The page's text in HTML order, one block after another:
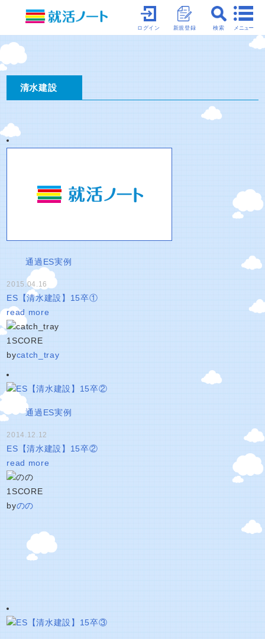
メニュー
検索
新規登録
ログイン
清水建設
通過ES実例
2015.04.16
ES【清水建設】15卒①
read more
1SCORE
bycatch_tray
通過ES実例
2014.12.12
ES【清水建設】15卒②
read more
1 SCORE
byのの